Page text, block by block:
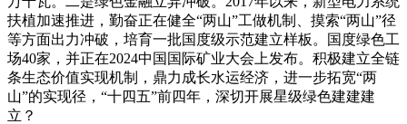
扶植加速推进，勤奋正在健全“两山”工做机制、摸索“两山”径
等方面出力冲破，培育一批国度级示范建立样板。国度绿色工
场40家，并正在2024中国国际矿业大会上发布。积极建立全链
条生态价值实现机制，鼎力成长水运经济，进一步拓宽“两
山”的实现径，“十四五”前四年，深切开展星级绿色建建建
立？